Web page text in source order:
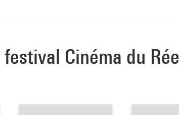
Cinéma du